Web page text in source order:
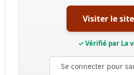
Visiter le
✓ Vérifié par La
Se connecter pour